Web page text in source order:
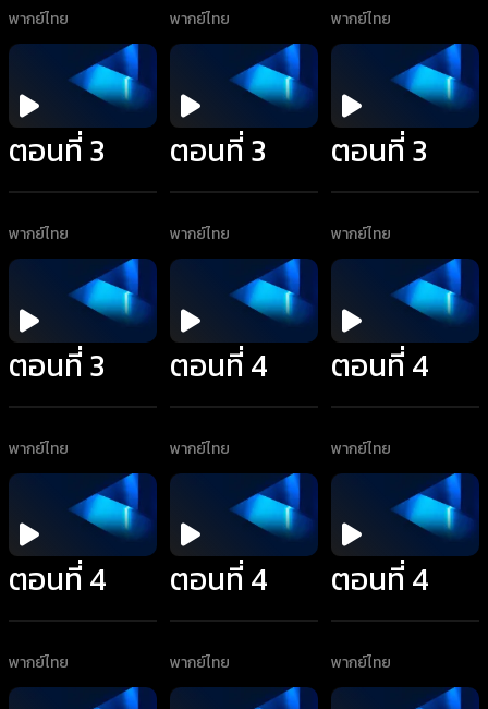
พากย์ไทย พากย์ไทย พากย์ไทย
ตอนที่ 3
พากย์ไทย
ตอนที่ 3
พากย์ไทย
ตอนที่ 3
พากย์ไทย
ตอนที่ 3
พากย์ไทย
ตอนที่ 4
พากย์ไทย
ตอนที่ 4
พากย์ไทย
ตอนที่ 4
พากย์ไทย
ตอนที่ 4
พากย์ไทย
ตอนที่ 4
พากย์ไทย